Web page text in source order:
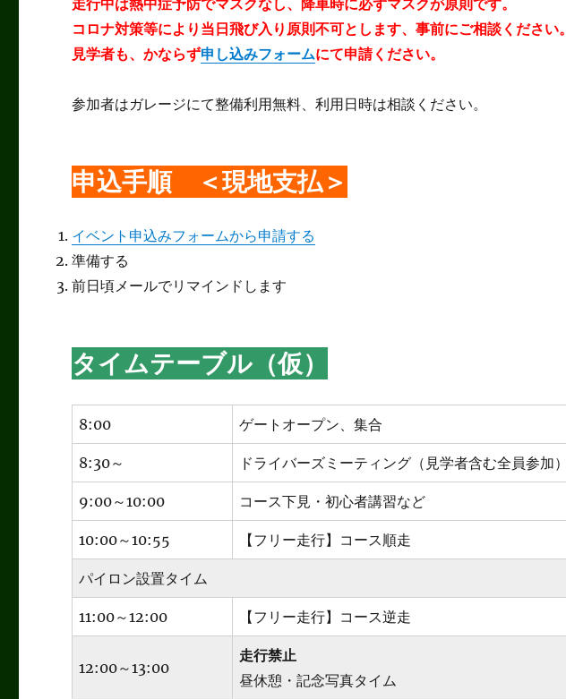
走行中は熱中症予防でマスクなし、降車時に必ずマスクが原則です。
コロナ対策等により当日飛び入り原則不可とします、事前にご相談ください。
見学者も、かならず申し込みフォームにて申請ください。
参加者はガレージにて整備利用無料、利用日時は相談ください。
申込手順 ＜現地支払＞
イベント申込みフォームから申請する
準備する
前日頃メールでリマインドします
タイムテーブル（仮）
8:00 ゲートオープン、集合
8:30～ ドライバーズミーティング（見学者含む全員参加）
9:00～10:00 コース下見・初心者講習など
10:00～10:55 【フリー走行】コース順走
パイロン設置タイム
11:00～12:00 【フリー走行】コース逆走
12:00～13:00
走行禁止
昼休憩・記念写真タイム